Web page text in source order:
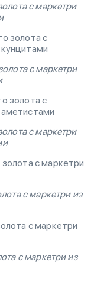
с маркетри
с маркетри
с маркетри
с маркетри из
с маркетри из